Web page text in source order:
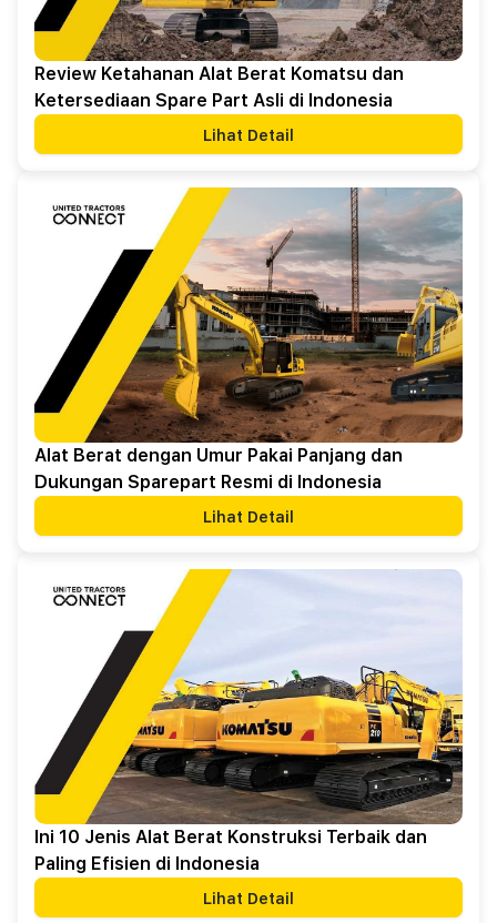
Review Ketahanan Alat Berat Komatsu dan
Ketersediaan Spare Part Asli di Indonesia
Lihat Detail
Alat Berat dengan Umur Pakai Panjang dan
Dukungan Sparepart Resmi di Indonesia
Lihat Detail
Ini 10 Jenis Alat Berat Konstruksi Terbaik dan
Paling Efisien di Indonesia
Lihat Detail